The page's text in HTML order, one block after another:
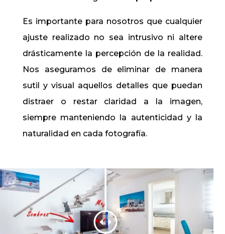
Es importante para nosotros que cualquier
ajuste realizado no sea intrusivo ni altere
drásticamente la percepción de la realidad.
Nos aseguramos de eliminar de manera
sutil y visual aquellos detalles que puedan
distraer o restar claridad a la imagen,
siempre manteniendo la autenticidad y la
naturalidad en cada fotografía.